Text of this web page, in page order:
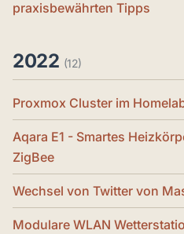
praxisbewährten Tipps
2022 (12)
Proxmox Cluster im
Aqara E1 - Smartes
ZigBee
Wechsel von Twitter von
Modulare WLAN